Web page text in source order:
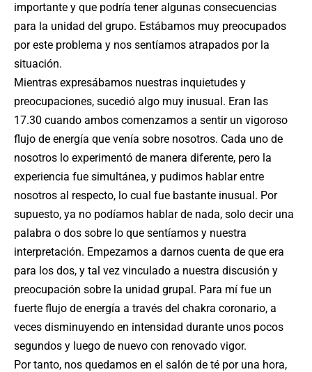
importante y que podría tener algunas consecuencias
para la unidad del grupo. Estábamos muy preocupados
por este problema y nos sentíamos atrapados por la
situación.
Mientras expresábamos nuestras inquietudes y
preocupaciones, sucedió algo muy inusual. Eran las
17.30 cuando ambos comenzamos a sentir un vigoroso
flujo de energía que venía sobre nosotros. Cada uno de
nosotros lo experimentó de manera diferente, pero la
experiencia fue simultánea, y pudimos hablar entre
nosotros al respecto, lo cual fue bastante inusual. Por
supuesto, ya no podíamos hablar de nada, solo decir una
palabra o dos sobre lo que sentíamos y nuestra
interpretación. Empezamos a darnos cuenta de que era
para los dos, y tal vez vinculado a nuestra discusión y
preocupación sobre la unidad grupal. Para mí fue un
fuerte flujo de energía a través del chakra coronario, a
veces disminuyendo en intensidad durante unos pocos
segundos y luego de nuevo con renovado vigor.
Por tanto, nos quedamos en el salón de té por una hora,